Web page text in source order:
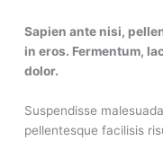
Sapien ante nisi,
in eros. Fermentum,
dolor.
Suspendisse
pellentesque facilisis